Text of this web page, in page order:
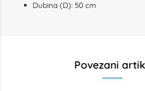
Dubina (D): 50 cm
Povezani